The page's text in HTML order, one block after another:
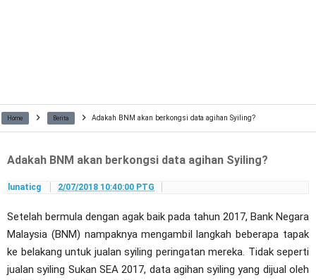
Home Berita Adakah BNM akan berkongsi data agihan Syiling?
Adakah BNM akan berkongsi data agihan Syiling?
lunaticg 2/07/2018 10:40:00 PTG
Setelah bermula dengan agak baik pada tahun 2017, Bank Negara
Malaysia (BNM) nampaknya mengambil langkah beberapa tapak
ke belakang untuk jualan syiling peringatan mereka. Tidak seperti
jualan syiling Sukan SEA 2017, data agihan syiling yang dijual oleh